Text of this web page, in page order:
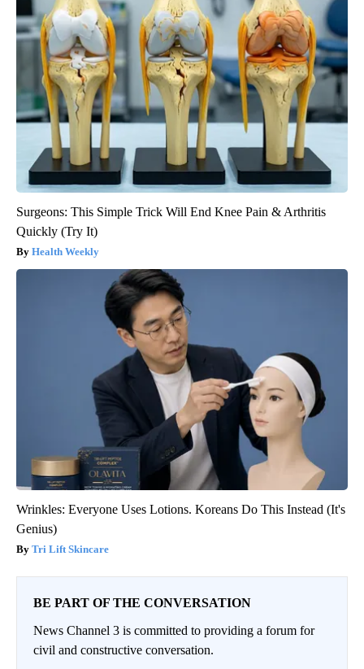
Surgeons: This Simple Trick Will End Knee Pain & Arthritis
Quickly (Try It)
Health Weekly
Wrinkles: Everyone Uses Lotions. Koreans Do This Instead (It's
Genius)
Tri Lift Skincare
BE PART OF THE CONVERSATION
News Channel 3 is committed to providing a forum for
civil and constructive conversation.